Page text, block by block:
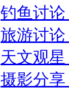
钓鱼讨论
旅游讨论
天文观星
摄影分享